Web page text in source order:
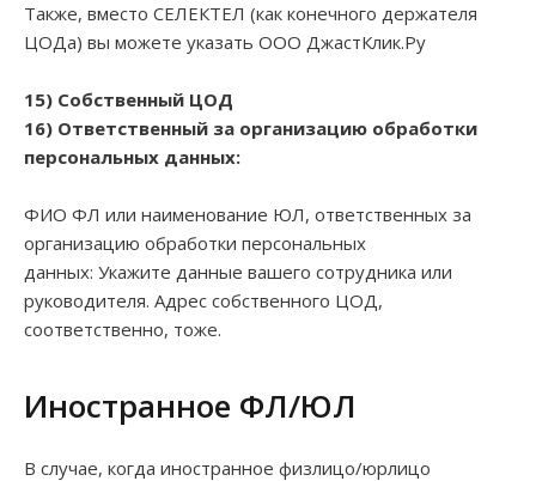
Также, вместо СЕЛЕКТЕЛ (как конечного держателя
ЦОДа) вы можете указать ООО ДжастКлик.Ру
15) Собственный ЦОД
16) Ответственный за организацию обработки
персональных данных:
ФИО ФЛ или наименование ЮЛ, ответственных за
организацию обработки персональных
данных: Укажите данные вашего сотрудника или
руководителя. Адрес собственного ЦОД,
соответственно, тоже.
Иностранное ФЛ/ЮЛ
В случае, когда иностранное физлицо/юрлицо